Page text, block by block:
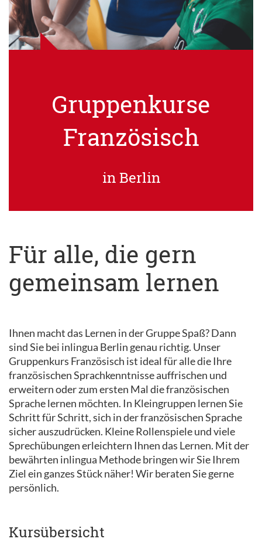
Gruppenkurse
Französisch
in Berlin
Für alle, die gern
gemeinsam lernen
Ihnen macht das Lernen in der Gruppe Spaß? Dann
sind Sie bei inlingua Berlin genau richtig. Unser
Gruppenkurs Französisch ist ideal für alle die Ihre
französischen Sprachkenntnisse auffrischen und
erweitern oder zum ersten Mal die französischen
Sprache lernen möchten. In Kleingruppen lernen Sie
Schritt für Schritt, sich in der französischen Sprache
sicher auszudrücken. Kleine Rollenspiele und viele
Sprechübungen erleichtern Ihnen das Lernen. Mit der
bewährten inlingua Methode bringen wir Sie Ihrem
Ziel ein ganzes Stück näher! Wir beraten Sie gerne
persönlich.
Kursübersicht